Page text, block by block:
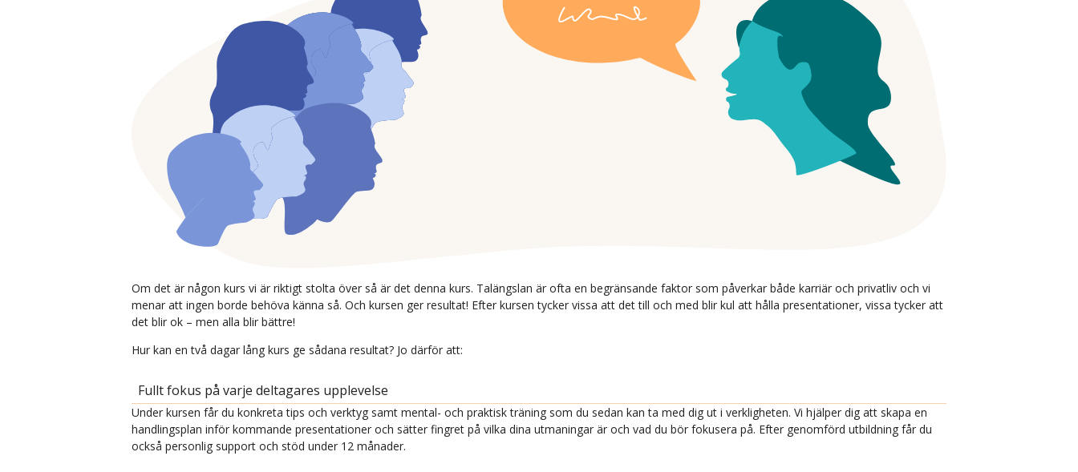
Om det är någon kurs vi är riktigt stolta över så är det denna kurs. Talängslan är ofta en begränsande faktor som påverkar både karriär och privatliv och vi
menar att ingen borde behöva känna så. Och kursen ger resultat! Efter kursen tycker vissa att det till och med blir kul att hålla presentationer, vissa tycker att
det blir ok – men alla blir bättre!
Hur kan en två dagar lång kurs ge sådana resultat? Jo därför att:
Fullt fokus på varje deltagares upplevelse
Under kursen får du konkreta tips och verktyg samt mental- och praktisk träning som du sedan kan ta med dig ut i verkligheten. Vi hjälper dig att skapa en
handlingsplan inför kommande presentationer och sätter fingret på vilka dina utmaningar är och vad du bör fokusera på. Efter genomförd utbildning får du
också personlig support och stöd under 12 månader.